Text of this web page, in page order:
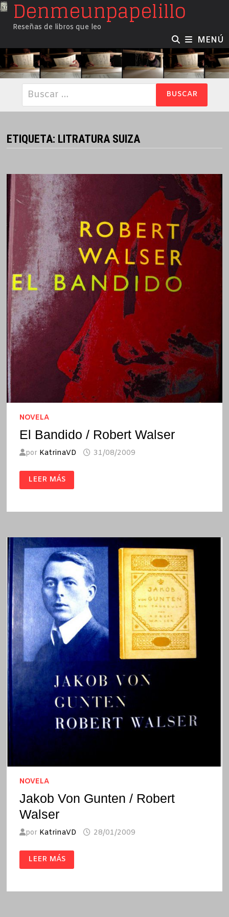
SaltarDenmeunpapelillo
Reseñas de libros que leo
MENÚ
Buscar:
ETIQUETA: LITRATURA SUIZA
NOVELA
El Bandido / Robert Walser
por KatrinaVD 31/08/2009
EL
BANDIDO
/
LEER MÁS
NOVELA
Jakob Von Gunten / Robert
Walser
por KatrinaVD 28/01/2009
JAKOB
VON
GUNTEN
WALSER
LEER MÁS